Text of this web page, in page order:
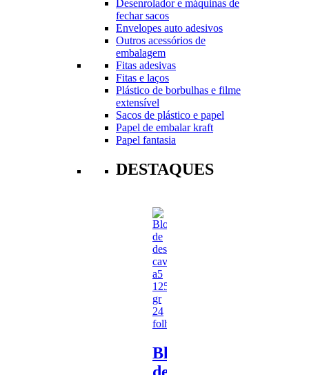
Desenrolador e máquinas de
fechar sacos
Envelopes auto adesivos
Outros acessórios de
embalagem
Fitas adesivas
Fitas e laços
Plástico de borbulhas e filme
extensível
Sacos de plástico e papel
Papel de embalar kraft
Papel fantasia
DESTAQUES
Bloco
de